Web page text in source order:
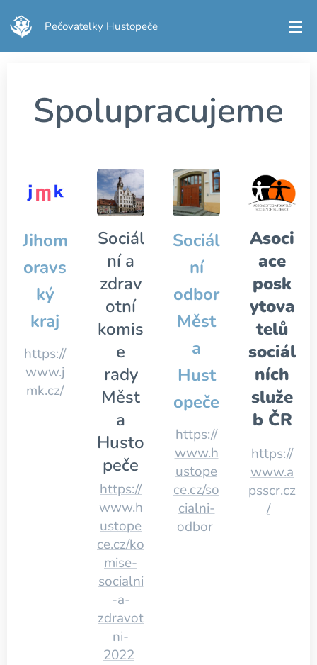
Pečovatelky Hustopeče
Spolupracujeme
Jihom
oravs
ký
kraj
https://
www.j
mk.cz/
Sociál
ní a
zdrav
otní
komis
e
rady
Měst
a
Husto
peče
https://
www.h
ustope
ce.cz/ko
mise-
socialni
-a-
zdravot
ni-
2022
Sociál
ní
odbor
Měst
a
Hust
opeče
https://
www.h
ustope
ce.cz/so
cialni-
odbor
Asoci
ace
posk
ytova
telů
sociál
ních
služe
b ČR
https://
www.a
psscr.cz
/